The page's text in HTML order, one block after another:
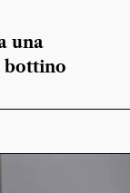
una
bottino